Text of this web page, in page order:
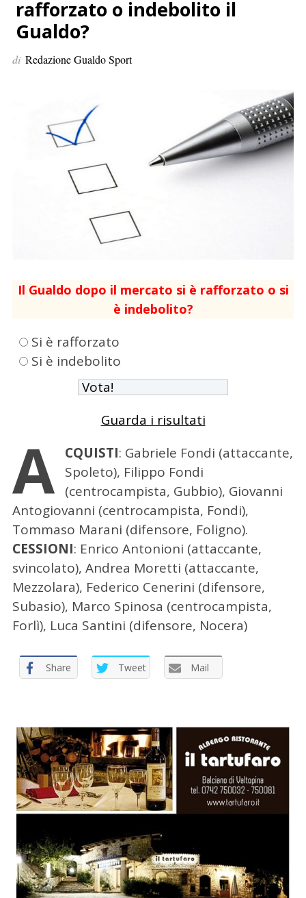
e
r
:
rafforzato o indebolito il
Gualdo?
di Redazione Gualdo Sport
Il Gualdo dopo il mercato si è rafforzato o si
è indebolito?
Si è rafforzato
Si è indebolito
Guarda i risultati
A CQUISTI: Gabriele Fondi (attaccante,
Spoleto), Filippo Fondi
(centrocampista, Gubbio), Giovanni
Antogiovanni (centrocampista, Fondi),
Tommaso Marani (difensore, Foligno).
CESSIONI: Enrico Antonioni (attaccante,
svincolato), Andrea Moretti (attaccante,
Mezzolara), Federico Cenerini (difensore,
Subasio), Marco Spinosa (centrocampista,
Forlì), Luca Santini (difensore, Nocera)
Share Tweet Mail
C
e
r
c